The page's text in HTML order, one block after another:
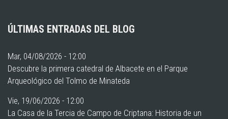
ÚLTIMAS ENTRADAS DEL BLOG
Mar, 04/08/2026 - 12:00
Descubre la primera catedral de Albacete en el Parque
Arqueológico del Tolmo de Minateda
Vie, 19/06/2026 - 12:00
La Casa de la Tercia de Campo de Criptana: Historia de un